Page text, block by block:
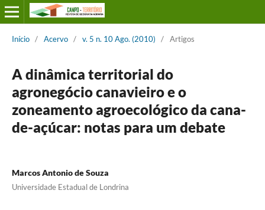
Início / Acervo / v. 5 n. 10 Ago. (2010) / Artigos
A dinâmica territorial do
agronegócio canavieiro e o
zoneamento agroecológico da cana-
de-açúcar: notas para um debate
Marcos Antonio de Souza
Universidade Estadual de Londrina